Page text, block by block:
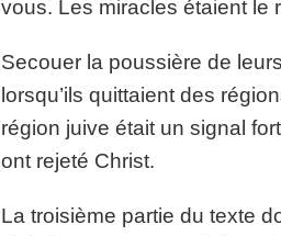
vous. Les miracles étaient le
Secouer la poussière de
lorsqu’ils quittaient des
région juive était un signal
ont rejeté Christ.
La troisième partie du texte